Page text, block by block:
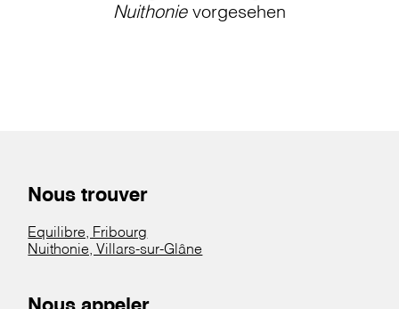
Nuithonievorgesehen
Nous trouver
Equilibre, Fribourg
Nuithonie, Villars-sur-Glâne